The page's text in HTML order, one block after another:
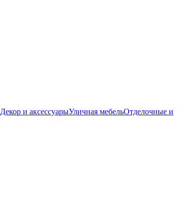
Декор и аксессуарыУличная мебельОтделочные и